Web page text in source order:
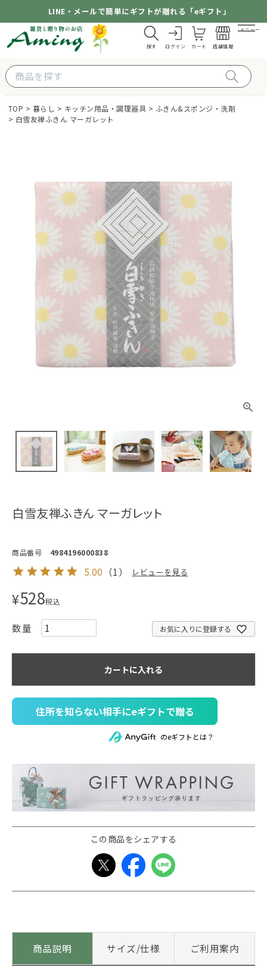
LINE・メールで簡単にギフトが贈れる「eギフト」
探す ログイン カート 店舗情報
メニュー
TOP 暮らし キッチン用品・調理器具
ふきん&スポンジ・洗剤
白雪友禅ふきん マーガレット
白雪友禅ふきん マーガレット
商品番号 4984196000838
5.00 （1） レビューを見る
¥528税込
お気に入りに登録する
カートに入れる
住所を知らない相手にeギフトで贈る
のeギフトとは？
この商品をシェアする
商品説明 サイズ/仕様 ご利用案内